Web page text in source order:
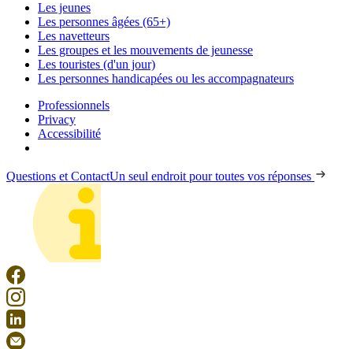
Les jeunes
Les personnes âgées (65+)
Les navetteurs
Les groupes et les mouvements de jeunesse
Les touristes (d'un jour)
Les personnes handicapées ou les accompagnateurs
Professionnels
Privacy
Accessibilité
Questions et ContactUn seul endroit pour toutes vos réponses